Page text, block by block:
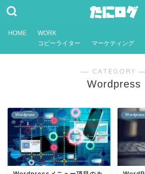
HOME
WORK
コピーライター
マーケティング
― CATEGORY
Wordpress
Wordpress Wordpress